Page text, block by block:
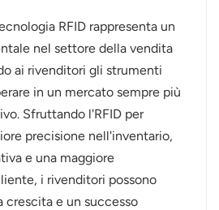
RFID rappresenta un
nel settore della vendita
ai rivenditori gli strumenti
in un mercato sempre più
Sfruttando l'RFID per
precisione nell'inventario,
e una maggiore
i rivenditori possono
crescita e un successo